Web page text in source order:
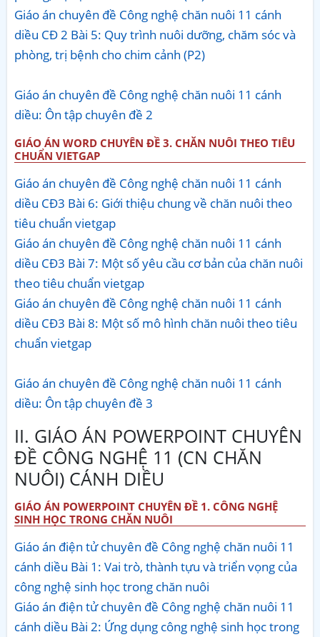
Giáo án chuyên đề Công nghệ chăn nuôi 11 cánh
diều CĐ 2 Bài 5: Quy trình nuôi dưỡng, chăm sóc và
phòng, trị bệnh cho chim cảnh (P2)
Giáo án chuyên đề Công nghệ chăn nuôi 11 cánh
diều: Ôn tập chuyên đề 2
GIÁO ÁN WORD CHUYÊN ĐỀ 3. CHĂN NUÔI THEO TIÊU
CHUẨN VIETGAP
Giáo án chuyên đề Công nghệ chăn nuôi 11 cánh
diều CĐ3 Bài 6: Giới thiệu chung về chăn nuôi theo
tiêu chuẩn vietgap
Giáo án chuyên đề Công nghệ chăn nuôi 11 cánh
diều CĐ3 Bài 7: Một số yêu cầu cơ bản của chăn nuôi
theo tiêu chuẩn vietgap
Giáo án chuyên đề Công nghệ chăn nuôi 11 cánh
diều CĐ3 Bài 8: Một số mô hình chăn nuôi theo tiêu
chuẩn vietgap
Giáo án chuyên đề Công nghệ chăn nuôi 11 cánh
diều: Ôn tập chuyên đề 3
II. GIÁO ÁN POWERPOINT CHUYÊN
ĐỀ CÔNG NGHỆ 11 (CN CHĂN
NUÔI) CÁNH DIỀU
GIÁO ÁN POWERPOINT CHUYÊN ĐỀ 1. CÔNG NGHỆ
SINH HỌC TRONG CHĂN NUÔI
Giáo án điện tử chuyên đề Công nghệ chăn nuôi 11
cánh diều Bài 1: Vai trò, thành tựu và triển vọng của
công nghệ sinh học trong chăn nuôi
Giáo án điện tử chuyên đề Công nghệ chăn nuôi 11
cánh diều Bài 2: Ứng dụng công nghệ sinh học trong